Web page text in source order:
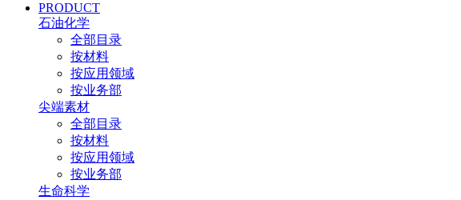
PRODUCT
石油化学
全部目录
按材料
按应用领域
按业务部
尖端素材
全部目录
按材料
按应用领域
按业务部
生命科学